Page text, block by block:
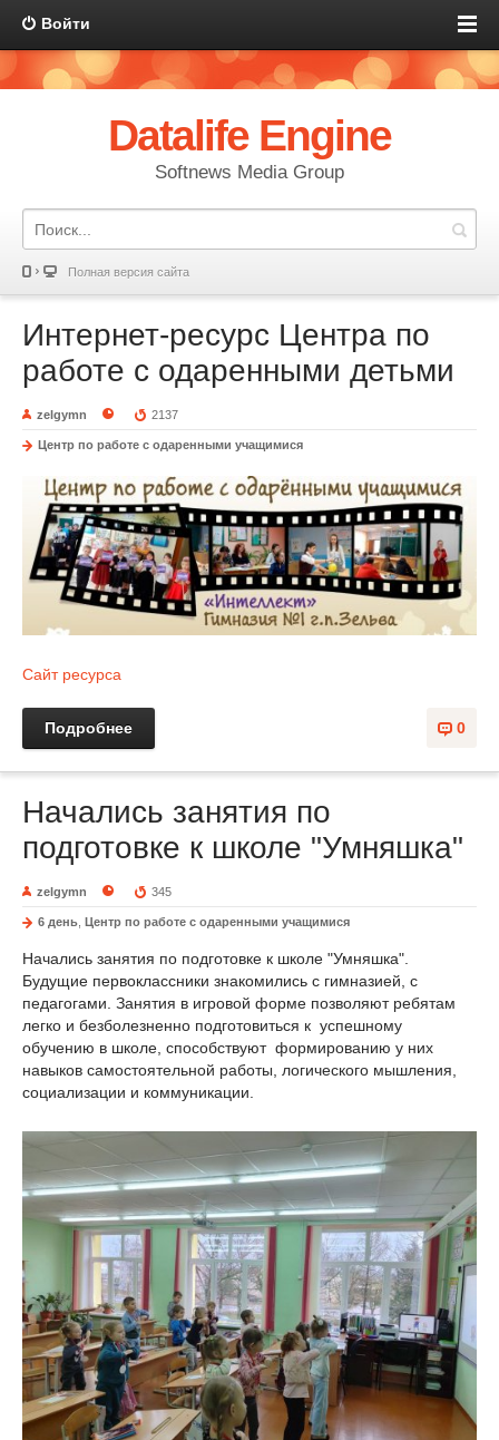
Войти
Datalife Engine
Softnews Media Group
Полная версия сайта
Интернет-ресурс Центра по
работе с одаренными детьми
zelgymn 2137
Центр по работе с одаренными учащимися
Сайт ресурса
0
Подробнее
Начались занятия по
подготовке к школе "Умняшка"
zelgymn 345
6 день Центр по работе с одаренными учащимися
Начались занятия по подготовке к школе "Умняшка".
Будущие первоклассники знакомились с гимназией, с
педагогами. Занятия в игровой форме позволяют ребятам
легко и безболезненно подготовиться к успешному
обучению в школе, способствуют формированию у них
навыков самостоятельной работы, логического мышления,
социализации и коммуникации.